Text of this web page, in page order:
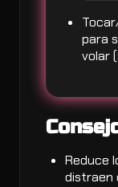
para
volar
Reduce
distraen